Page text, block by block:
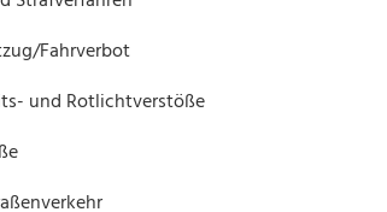
Fahrverbot
und Rotlichtverstöße